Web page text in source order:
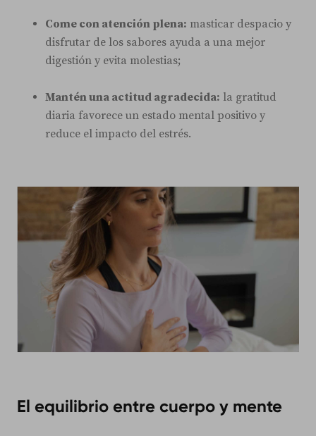
Come con atención plena: masticar despacio y
disfrutar de los sabores ayuda a una mejor
digestión y evita molestias;
Mantén una actitud agradecida: la gratitud
diaria favorece un estado mental positivo y
reduce el impacto del estrés.
El equilibrio entre cuerpo y mente